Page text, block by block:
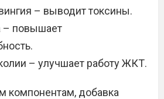
– выводит токсины.
– повышает
– улучшает работу ЖКТ.
компонентам, добавка